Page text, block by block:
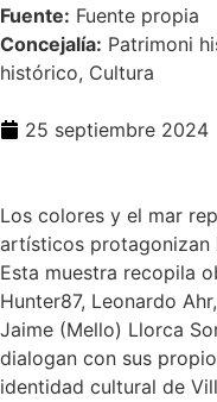
Fuente: Fuente propia
Concejalía: Patrimoni
histórico, Cultura
25 septiembre 2024
Los colores y el mar
artísticos protagonizan
Esta muestra recopila
Hunter87, Leonardo
Jaime (Mello) Llorca
dialogan con sus
identidad cultural de